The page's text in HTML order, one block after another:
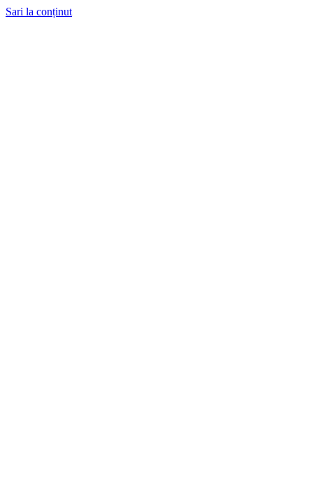
Sari la conținut